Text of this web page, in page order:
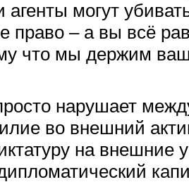
агенты могут
право – а вы всё
что мы держим
нарушает
во внешний
на внешние